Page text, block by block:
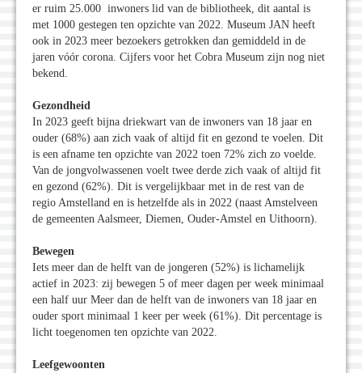
er ruim 25.000 inwoners lid van de bibliotheek, dit aantal is
met 1000 gestegen ten opzichte van 2022. Museum JAN heeft
ook in 2023 meer bezoekers getrokken dan gemiddeld in de
jaren vóór corona. Cijfers voor het Cobra Museum zijn nog niet
bekend.
Gezondheid
In 2023 geeft bijna driekwart van de inwoners van 18 jaar en
ouder (68%) aan zich vaak of altijd fit en gezond te voelen. Dit
is een afname ten opzichte van 2022 toen 72% zich zo voelde.
Van de jongvolwassenen voelt twee derde zich vaak of altijd fit
en gezond (62%). Dit is vergelijkbaar met in de rest van de
regio Amstelland en is hetzelfde als in 2022 (naast Amstelveen
de gemeenten Aalsmeer, Diemen, Ouder-Amstel en Uithoorn).
Bewegen
Iets meer dan de helft van de jongeren (52%) is lichamelijk
actief in 2023: zij bewegen 5 of meer dagen per week minimaal
een half uur Meer dan de helft van de inwoners van 18 jaar en
ouder sport minimaal 1 keer per week (61%). Dit percentage is
licht toegenomen ten opzichte van 2022.
Leefgewoonten